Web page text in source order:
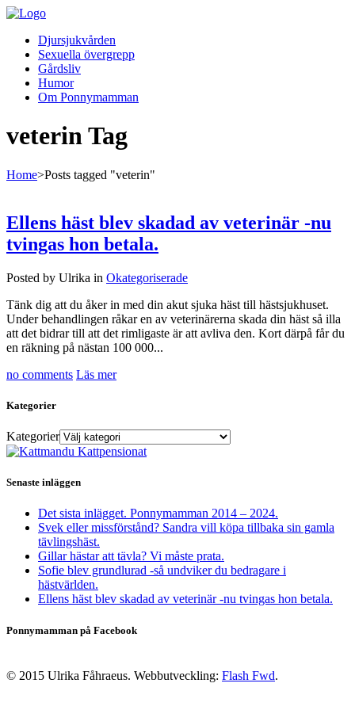
Djursjukvården
Sexuella övergrepp
Gårdsliv
Humor
Om Ponnymamman
veterin Tag
Home>Posts tagged "veterin"
Ellens häst blev skadad av veterinär -nu
tvingas hon betala.
Posted by Ulrika in Okategoriserade
Tänk dig att du åker in med din akut sjuka häst till hästsjukhuset.
Under behandlingen råkar en av veterinärerna skada din häst så illa
att det bidrar till att det rimligaste är att avliva den. Kort därpå får du
en räkning på nästan 100 000...
no comments Läs mer
Kategorier
Kategorier
Senaste inläggen
Det sista inlägget. Ponnymamman 2014 – 2024.
Svek eller missförstånd? Sandra vill köpa tillbaka sin gamla
tävlingshäst.
Gillar hästar att tävla? Vi måste prata.
Sofie blev grundlurad -så undviker du bedragare i
hästvärlden.
Ellens häst blev skadad av veterinär -nu tvingas hon betala.
Ponnymamman på Facebook
© 2015 Ulrika Fåhraeus. Webbutveckling: Flash Fwd.